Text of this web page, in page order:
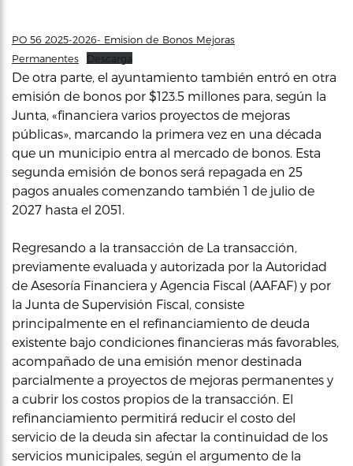
PO 56 2025-2026- Emision de Bonos Mejoras
Permanentes
Descarga
De otra parte, el ayuntamiento también entró en otra
emisión de bonos por $123.5 millones para, según la
Junta, «financiera varios proyectos de mejoras
públicas», marcando la primera vez en una década
que un municipio entra al mercado de bonos. Esta
segunda emisión de bonos será repagada en 25
pagos anuales comenzando también 1 de julio de
2027 hasta el 2051.
Regresando a la transacción de La transacción,
previamente evaluada y autorizada por la Autoridad
de Asesoría Financiera y Agencia Fiscal (AAFAF) y por
la Junta de Supervisión Fiscal, consiste
principalmente en el refinanciamiento de deuda
existente bajo condiciones financieras más favorables,
acompañado de una emisión menor destinada
parcialmente a proyectos de mejoras permanentes y
a cubrir los costos propios de la transacción. El
refinanciamiento permitirá reducir el costo del
servicio de la deuda sin afectar la continuidad de los
servicios municipales, según el argumento de la